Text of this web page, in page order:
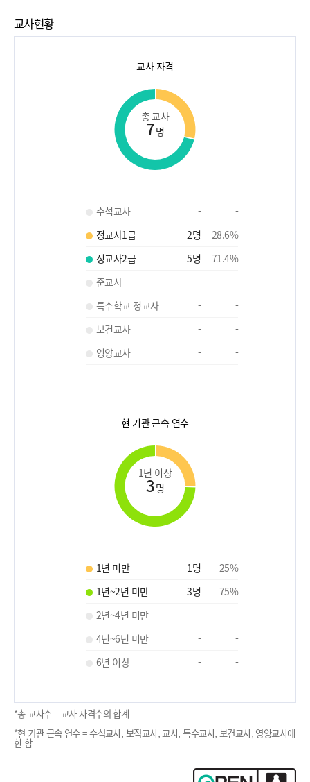
교사현황
교사 자격
총 교사
7명
수석교사 -
-
정교사1급
2명 28.6%
정교사2급
5명 71.4%
준교사
-
-
특수학교 정교사
-
-
보건교사
-
-
영양교사
- -
현 기관 근속 연수
1년 이상
3명
1년 미만 1명 25%
1년~2년 미만
3명 75%
2년~4년 미만
-
-
4년~6년 미만
-
-
6년 이상
- -
*총 교사수 = 교사 자격수의 합계
*현 기관 근속 연수 = 수석교사, 보직교사, 교사, 특수교사, 보건교사, 영양교사에
한 함